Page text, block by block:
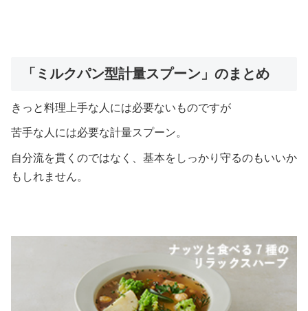
「ミルクパン型計量スプーン」のまとめ
きっと料理上手な人には必要ないものですが
苦手な人には必要な計量スプーン。
自分流を貫くのではなく、基本をしっかり守るのもいいか
もしれません。